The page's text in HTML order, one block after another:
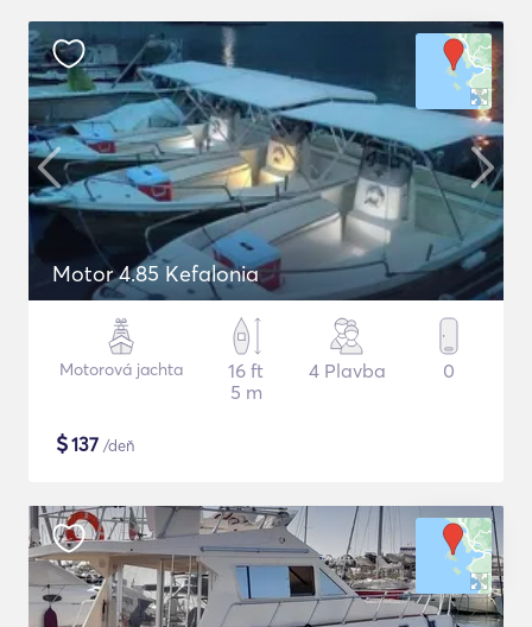
Motor 4.85 Kefalonia
Motorová jachta
16 ft
5 m
4 Plavba 0
$137 /deň